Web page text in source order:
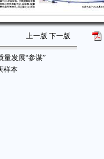
上一版 下一版
量发展“参谋”
样本